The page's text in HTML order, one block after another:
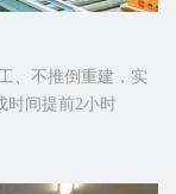
、不推倒重建，实
时间提前2小时